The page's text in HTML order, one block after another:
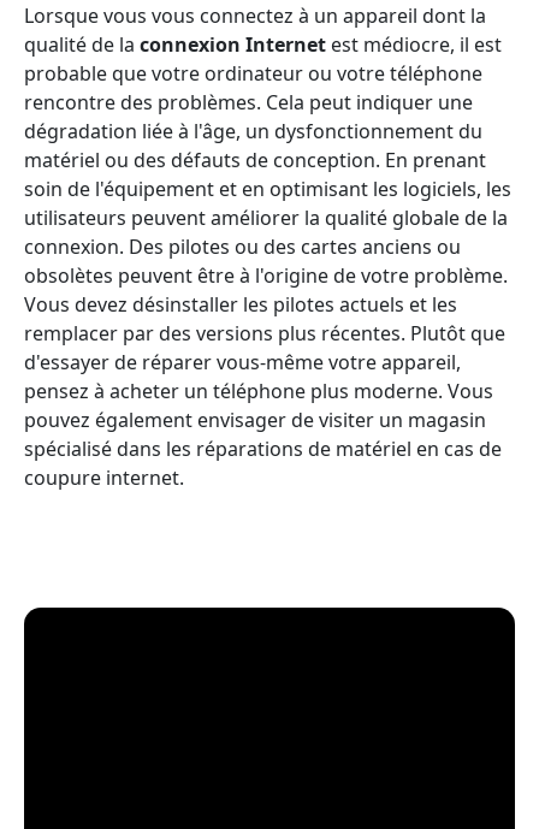
Lorsque vous vous connectez à un appareil dont la
qualité de la connexion Internet est médiocre, il est
probable que votre ordinateur ou votre téléphone
rencontre des problèmes. Cela peut indiquer une
dégradation liée à l'âge, un dysfonctionnement du
matériel ou des défauts de conception. En prenant
soin de l'équipement et en optimisant les logiciels, les
utilisateurs peuvent améliorer la qualité globale de la
connexion. Des pilotes ou des cartes anciens ou
obsolètes peuvent être à l'origine de votre problème.
Vous devez désinstaller les pilotes actuels et les
remplacer par des versions plus récentes. Plutôt que
d'essayer de réparer vous-même votre appareil,
pensez à acheter un téléphone plus moderne. Vous
pouvez également envisager de visiter un magasin
spécialisé dans les réparations de matériel en cas de
coupure internet.